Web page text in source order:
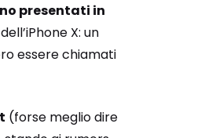
presentati in
X: un
essere chiamati
(forse meglio dire